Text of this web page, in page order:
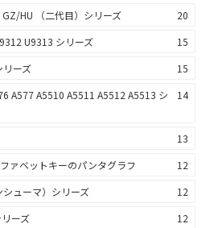
HU （二代目）シリーズ
20
U9313 シリーズ
15
ーズ
15
A577 A5510 A5511 A5512 A5513 シ
14
13
ァベットキーのパンタグラフ
12
シューマ）シリーズ
12
ーズ
12